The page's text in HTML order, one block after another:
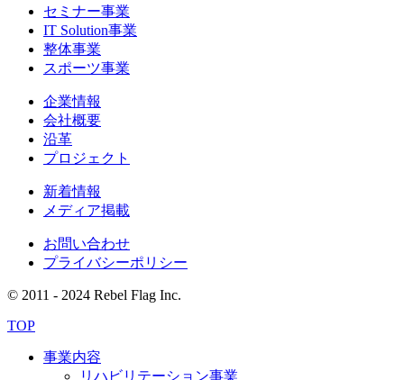
セミナー事業
IT Solution事業
整体事業
スポーツ事業
企業情報
会社概要
沿革
プロジェクト
新着情報
メディア掲載
お問い合わせ
プライバシーポリシー
© 2011 - 2024 Rebel Flag Inc.
TOP
事業内容
リハビリテーション事業